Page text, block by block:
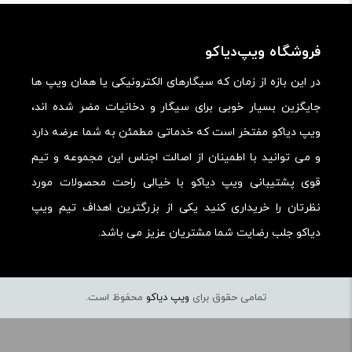
فروشگاه ویپ‌دیاکو
در این بازه از زمان که سیگارهای الکترونیکی یا همان ویپ ها
جایگزین بسیار خوبی برای سیگار و دخانیات مضر شده اند،
ویپ دیاکو مفتخر است که خدماتی مطمئن به شما عرضه دارد
و می توانید با اطمینان از اصالت اجناس این مجموعه و تیم
قوی پشتیبانی ویپ دیاکو با خیالی راحت محصولات مورد
نظرتان را خریداری کنید یکی از بزرگترین اهداف تیم ویپ
دیاکو جلب رضایت شما مشتریان عزیز می باشد.
تمامی حقوق برای ویپ دیاکو محفوظ است.